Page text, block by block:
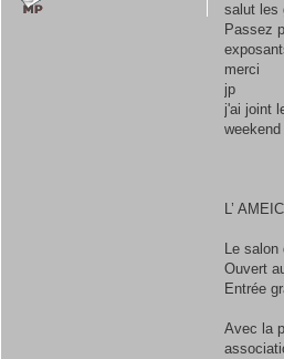
salut les
Passez
merci
jp
j'ai joint
weekend
L’
Le
Ouvert
Entrée
Avec la